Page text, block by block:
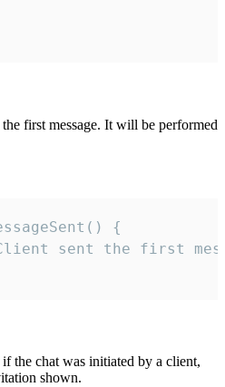
first message. It will be performed
{
sent the first
the chat was initiated by a client,
shown.